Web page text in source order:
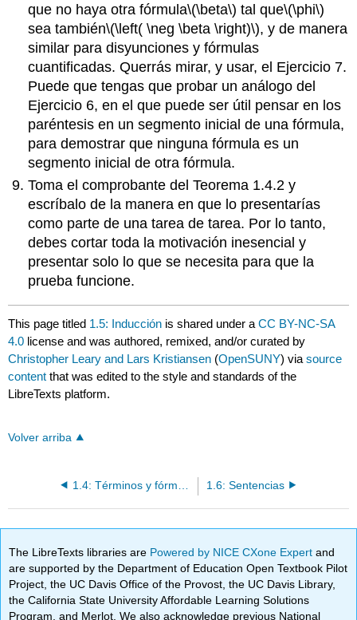
que no haya otra fórmula\(\beta\) tal que\(\phi\)
sea también\(\left( \neg \beta \right)\), y de manera
similar para disyunciones y fórmulas
cuantificadas. Querrás mirar, y usar, el Ejercicio 7.
Puede que tengas que probar un análogo del
Ejercicio 6, en el que puede ser útil pensar en los
paréntesis en un segmento inicial de una fórmula,
para demostrar que ninguna fórmula es un
segmento inicial de otra fórmula.
Toma el comprobante del Teorema 1.4.2 y
escríbalo de la manera en que lo presentarías
como parte de una tarea de tarea. Por lo tanto,
debes cortar toda la motivación inesencial y
presentar solo lo que se necesita para que la
prueba funcione.
This page titled 1.5: Inducción is shared under aCC BY-NC-SA
4.0 license and was authored, remixed, and/or curated by
Christopher Leary and Lars Kristiansen (OpenSUNY) viasource
content that was edited to the style and standards of the
LibreTexts platform.
Volver arriba
1.6: Sentencias
The LibreTexts libraries are Powered by NICE CXone Expertand
are supported by the Department of Education Open Textbook Pilot
Project, the UC Davis Office of the Provost, the UC Davis Library,
the California State University Affordable Learning Solutions
Program, and Merlot. We also acknowledge previous National